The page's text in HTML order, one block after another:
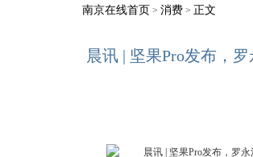
南京在线首页 > 消费 > 正文
晨讯 | 坚果Pro发布，